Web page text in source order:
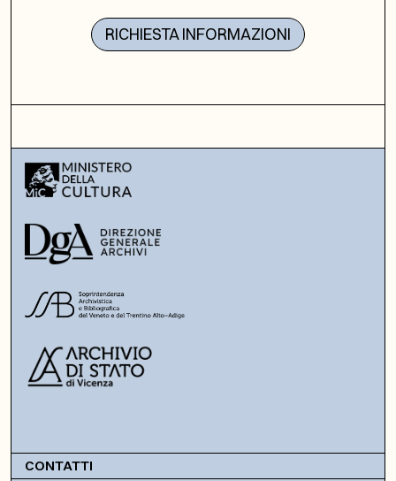
RICHIESTA INFORMAZIONI
CONTATTI